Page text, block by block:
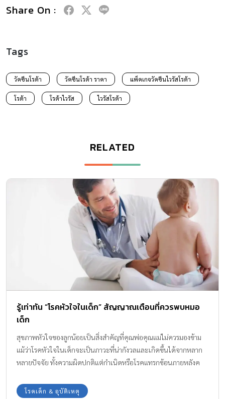
Share On :
Tags
วัคซีนโรต้า วัคซีนโรต้า ราคา แพ็คเกจวัคซีนไวรัสโรต้า
โรต้า โรต้าไวรัส ไวรัสโรต้า
RELATED
รู้เท่าทัน “โรคหัวใจในเด็ก” สัญญาณเตือนที่ควรพบหมอ
เด็ก
สุขภาพหัวใจของลูกน้อยเป็นสิ่งสำคัญที่คุณพ่อคุณแม่ไม่ควรมองข้าม
แม้ว่าโรคหัวใจในเด็กจะเป็นภาวะที่น่ากังวลและเกิดขึ้นได้จากหลาก
หลายปัจจัย ทั้งความผิดปกติแต่กำเนิดหรือโรคแทรกซ้อนภายหลังค
เท่าทัน และได้รับการดูแลจากหมอหัวใจในเด็กอย่างถูกต้องรวดเร็ว ก็
โรคเด็ก & อุบัติเหตุ